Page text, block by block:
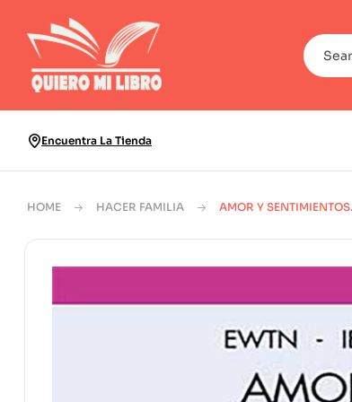
Encuentra La Tienda
HOME HACER FAMILIA AMOR Y